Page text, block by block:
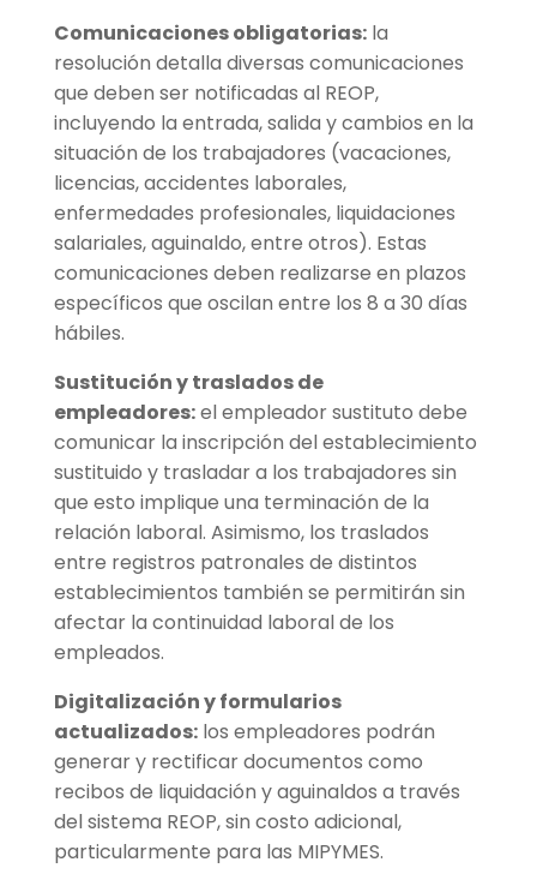
Comunicaciones obligatorias:la
resolución detalla diversas comunicaciones
que deben ser notificadas al REOP,
incluyendo la entrada, salida y cambios en la
situación de los trabajadores (vacaciones,
licencias, accidentes laborales,
enfermedades profesionales, liquidaciones
salariales, aguinaldo, entre otros). Estas
comunicaciones deben realizarse en plazos
específicos que oscilan entre los 8 a 30 días
hábiles.
Sustitución y traslados de
empleadores:el empleador sustituto debe
comunicar la inscripción del establecimiento
sustituido y trasladar a los trabajadores sin
que esto implique una terminación de la
relación laboral. Asimismo, los traslados
entre registros patronales de distintos
establecimientos también se permitirán sin
afectar la continuidad laboral de los
empleados.
Digitalización y formularios
actualizados:los empleadores podrán
generar y rectificar documentos como
recibos de liquidación y aguinaldos a través
del sistema REOP, sin costo adicional,
particularmente para las MIPYMES.